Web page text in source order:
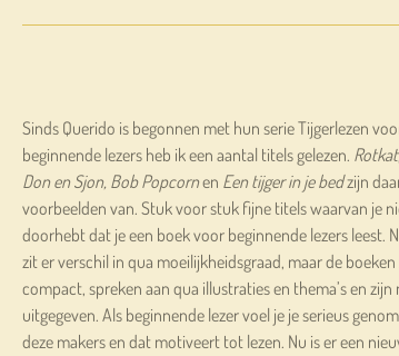
Sinds Querido is begonnen met hun serieTijgerlezen
beginnende lezers heb ik een aantal titels gelezen. Rotkat,
Don en Sjon, Bob Popcornen Een tijger in je bedzijn
voorbeelden van. Stuk voor stuk fijne titels waarvan je
doorhebt dat je een boek voor beginnende lezers leest.
zit er verschil in qua moeilijkheidsgraad, maar de boeken
compact, spreken aan qua illustraties en thema’s en zijn
uitgegeven. Als beginnende lezer voel je je serieus
deze makers en dat motiveert tot lezen. Nu is er een